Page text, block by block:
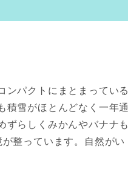
ンパクトにまとまっている
積雪がほとんどなく一年通
ずらしくみかんやバナナも
整っています。自然がい